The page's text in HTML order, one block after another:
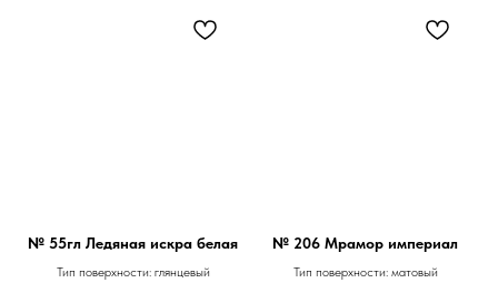
№ 55гл Ледяная искра белая
Тип поверхности: глянцевый
№ 206 Мрамор империал
Тип поверхности: матовый